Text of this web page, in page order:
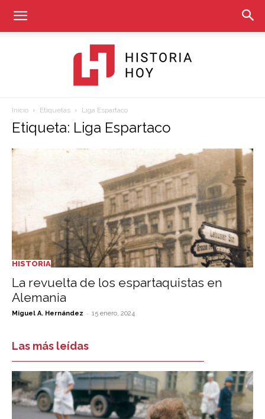
Hoy
Inicio Etiquetas Liga Espartaco
Etiqueta: Liga Espartaco
HISTORIA
La revuelta de los espartaquistas en
Alemania
Miguel A. Hernández - 15 enero, 2024
Las más leídas